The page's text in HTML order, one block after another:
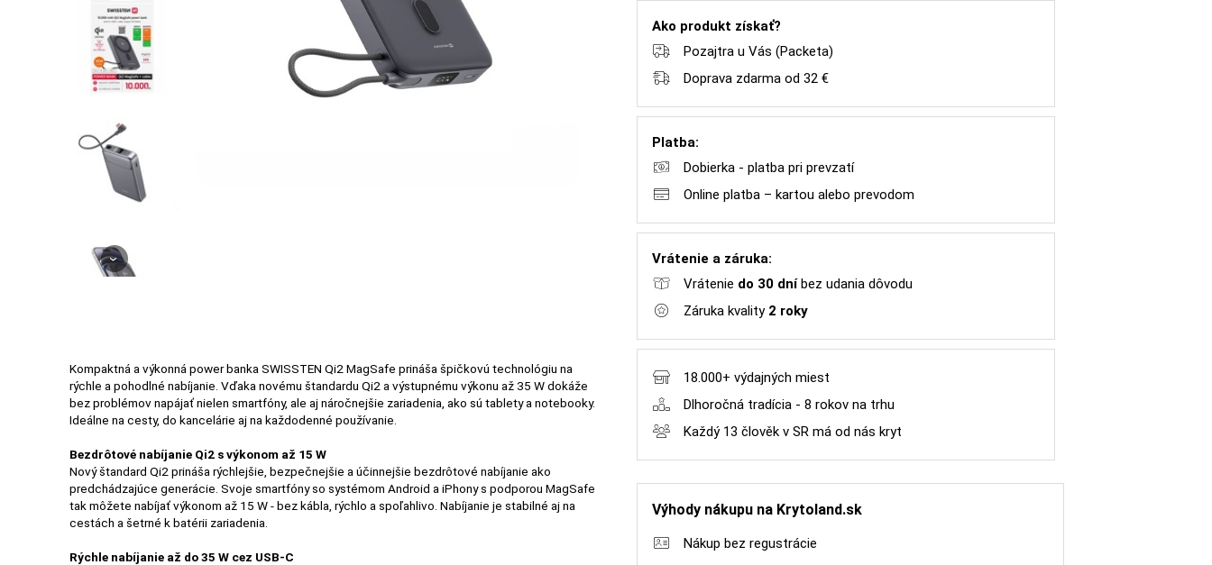
PRODUKTY
PRÍSLUŠENSTVO
PC
/
GAMING
AUTOPRÍSLUŠENSTVO
›
Kompaktná a výkonná power banka SWISSTEN Qi2 MagSafe prináša špičkovú technológiu na
rýchle a pohodlné nabíjanie. Vďaka novému štandardu Qi2 a výstupnému výkonu až 35 W dokáže
bez problémov napájať nielen smartfóny, ale aj náročnejšie zariadenia, ako sú tablety a notebooky.
Ideálne na cesty, do kancelárie aj na každodenné používanie.
Bezdrôtové nabíjanie Qi2 s výkonom až 15 W
Nový štandard Qi2 prináša rýchlejšie, bezpečnejšie a účinnejšie bezdrôtové nabíjanie ako
predchádzajúce generácie. Svoje smartfóny so systémom Android a iPhony s podporou MagSafe
tak môžete nabíjať výkonom až 15 W - bez kábla, rýchlo a spoľahlivo. Nabíjanie je stabilné aj na
cestách a šetrné k batérii zariadenia.
Rýchle nabíjanie až do 35 W cez USB-C
Ako produkt získať?
Pozajtra u Vás (Packeta)
Doprava zdarma od 32 €
Platba:
Dobierka - platba pri prevzatí
Online platba – kartou alebo prevodom
Vrátenie a záruka:
Vrátenie do 30 dníbez udania dôvodu
Záruka kvality 2 roky
18.000+ výdajných miest
Dlhoročná tradícia - 8 rokov na trhu
Každý 13 člověk v SR má od nás kryt
Výhody nákupu na Krytoland.sk
Nákup bez regustrácie